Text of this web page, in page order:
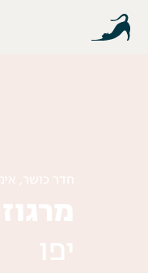
חדר כושר,
מרגוזה
יפו